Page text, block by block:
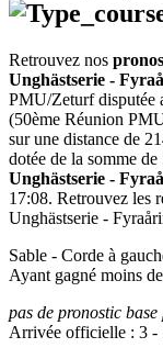
Retrouvez nos
Unghästserie -
PMU/Zeturf disputée
(50ème Réunion
sur une distance de
dotée de la somme
Unghästserie -
17:08. Retrouvez les
Unghästserie -
Sable - Corde à
Ayant gagné moins
pas de pronostic
Arrivée officielle : 3 -